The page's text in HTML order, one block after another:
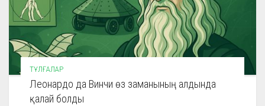
ТҰЛҒАЛАР
Леонардо да Винчи өз заманының алдында
қалай болды